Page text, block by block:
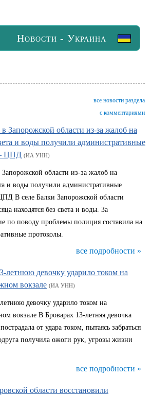
Новости - Украина
все новости раздела
с комментариями
области из-за жалоб на
и воды получили административные
ЦПД (ИА УНН)
области из-за жалоб на
и воды получили административные
В селе Балки Запорожской области
находятся без света и воды. За
по поводу проблемы полиция составила на
протоколы.
все подробности »
летнюю девочку ударило током на
вокзале (ИА УНН)
девочку ударило током на
вокзале В Броварах 13-летняя девочка
от удара током, пытаясь забраться
получила ожоги рук, угрозы жизни
все подробности »
области восстановили